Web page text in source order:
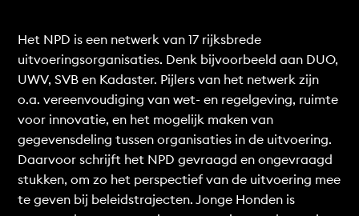
Het NPD is een netwerk van 17 rijksbrede
uitvoeringsorganisaties. Denk bijvoorbeeld aan DUO,
UWV, SVB en Kadaster. Pijlers van het netwerk zijn
o.a. vereenvoudiging van wet- en regelgeving, ruimte
voor innovatie, en het mogelijk maken van
gegevensdeling tussen organisaties in de uitvoering.
Daarvoor schrijft het NPD gevraagd en ongevraagd
stukken, om zo het perspectief van de uitvoering mee
te geven bij beleidstrajecten. Jonge Honden is